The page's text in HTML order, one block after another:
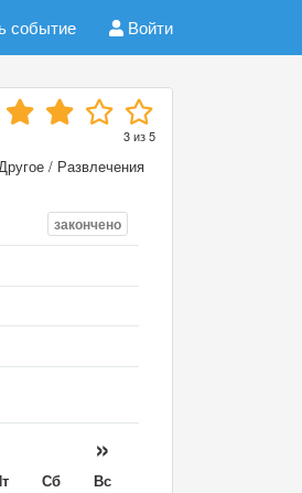
событие Войти
3из5
/ Развлечения
закончено
»
Сб
Вс